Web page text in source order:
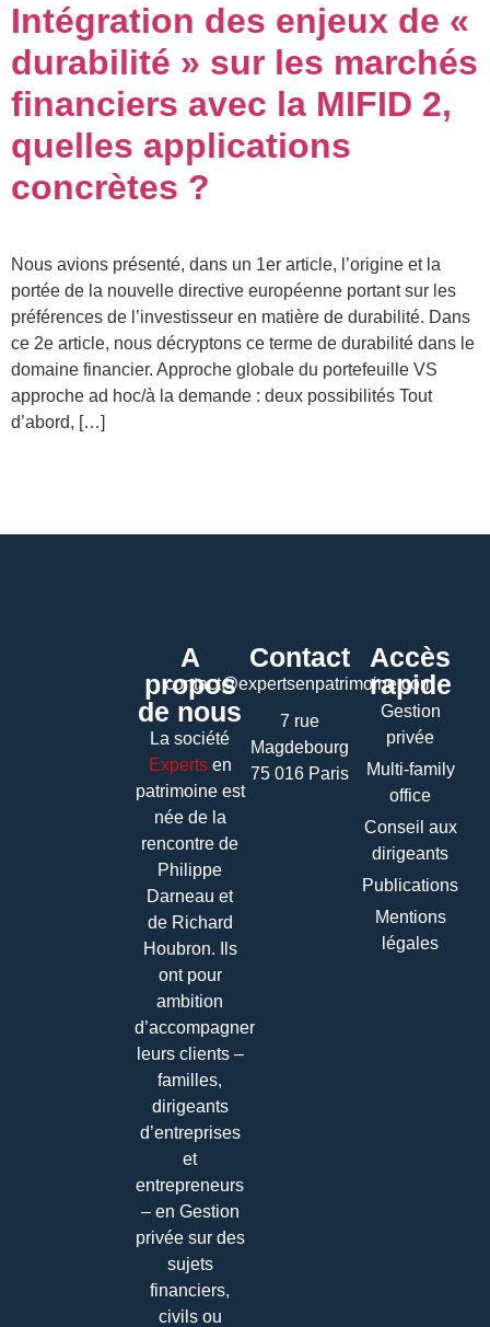
Intégration des enjeux de «
durabilité » sur les marchés
financiers avec la MIFID 2,
quelles applications
concrètes ?
Nous avions présenté, dans un 1er article, l’origine et la
portée de la nouvelle directive européenne portant sur les
préférences de l’investisseur en matière de durabilité. Dans
ce 2e article, nous décryptons ce terme de durabilité dans le
domaine financier. Approche globale du portefeuille VS
approche ad hoc/à la demande : deux possibilités Tout
d’abord, […]
A
propos
de nous
La société
Expertsen
patrimoine est
née de la
rencontre de
Philippe
Darneau et
de Richard
Houbron. Ils
ont pour
ambition
d’accompagner
leurs clients –
familles,
dirigeants
d’entreprises
et
entrepreneurs
– en Gestion
privée sur des
sujets
financiers,
civils ou
Contact
contact@expertsenpatrimoine.com
7 rue
Magdebourg
75 016 Paris
Accès
rapide
Gestion
privée
Multi-family
office
Conseil aux
dirigeants
Publications
Mentions
légales